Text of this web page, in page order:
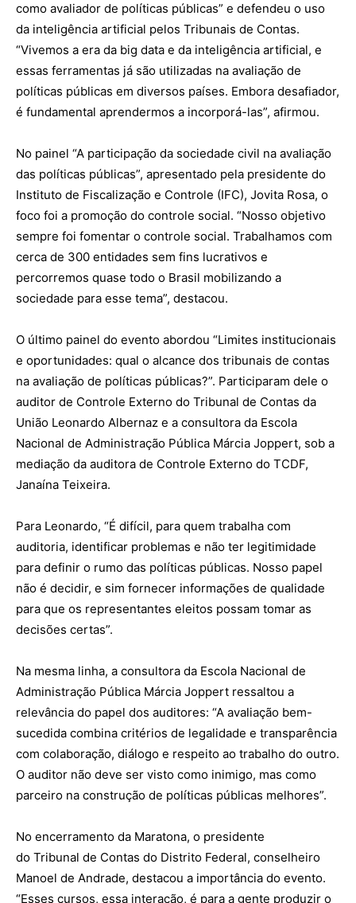
como avaliador de políticas públicas” e defendeu o uso
da inteligência artificial pelos Tribunais de Contas.
“Vivemos a era da big data e da inteligência artificial, e
essas ferramentas já são utilizadas na avaliação de
políticas públicas em diversos países. Embora desafiador,
é fundamental aprendermos a incorporá-las”, afirmou.
No painel “A participação da sociedade civil na avaliação
das políticas públicas”, apresentado pela presidente do
Instituto de Fiscalização e Controle (IFC), Jovita Rosa, o
foco foi a promoção do controle social. “Nosso objetivo
sempre foi fomentar o controle social. Trabalhamos com
cerca de 300 entidades sem fins lucrativos e
percorremos quase todo o Brasil mobilizando a
sociedade para esse tema”, destacou.
O último painel do evento abordou “Limites institucionais
e oportunidades: qual o alcance dos tribunais de contas
na avaliação de políticas públicas?”. Participaram dele o
auditor de Controle Externo do Tribunal de Contas da
União Leonardo Albernaz e a consultora da Escola
Nacional de Administração Pública Márcia Joppert, sob a
mediação da auditora de Controle Externo do TCDF,
Janaína Teixeira.
Para Leonardo, “É difícil, para quem trabalha com
auditoria, identificar problemas e não ter legitimidade
para definir o rumo das políticas públicas. Nosso papel
não é decidir, e sim fornecer informações de qualidade
para que os representantes eleitos possam tomar as
decisões certas”.
Na mesma linha, a consultora da Escola Nacional de
Administração Pública Márcia Joppert ressaltou a
relevância do papel dos auditores: “A avaliação bem-
sucedida combina critérios de legalidade e transparência
com colaboração, diálogo e respeito ao trabalho do outro.
O auditor não deve ser visto como inimigo, mas como
parceiro na construção de políticas públicas melhores”.
No encerramento da Maratona, o presidente
do Tribunal de Contas do Distrito Federal, conselheiro
Manoel de Andrade, destacou a importância do evento.
“Esses cursos, essa interação, é para a gente produzir o